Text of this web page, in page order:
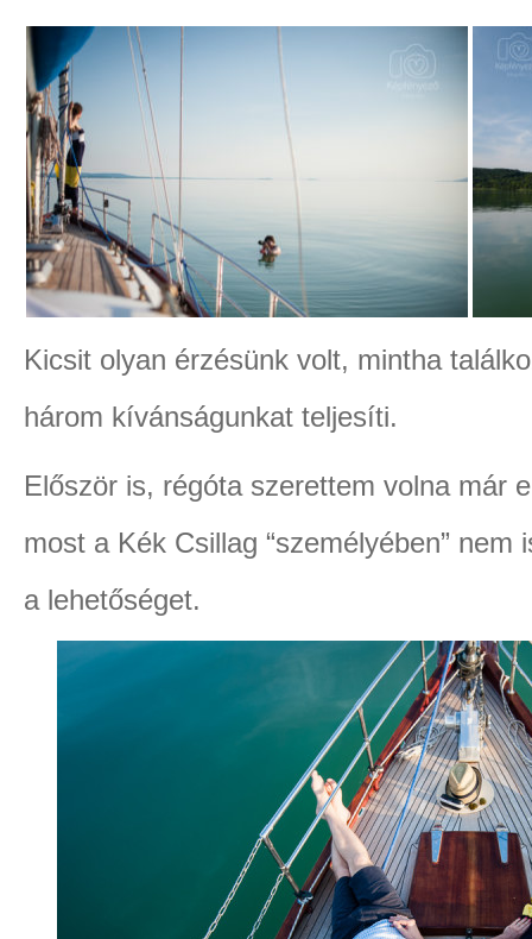
Kicsit olyan érzésünk volt, mintha
három kívánságunkat teljesíti.
Először is, régóta szerettem volna már
most a Kék Csillag “személyében”
a lehetőséget.